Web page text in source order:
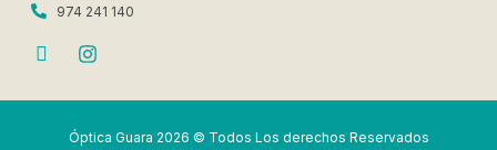
974 241 140
Óptica Guara 2026 © Todos Los derechos Reservados